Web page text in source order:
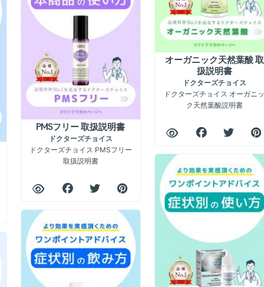
PMSフリー 取扱説明書
ドクターズチョイス
ドクターズチョイス PMSフリー
取扱説明書
オーガニック天然葉酸 取
扱説明書
ドクターズチョイス
ドクターズチョイス オーガニッ
ク天然葉酸説明書